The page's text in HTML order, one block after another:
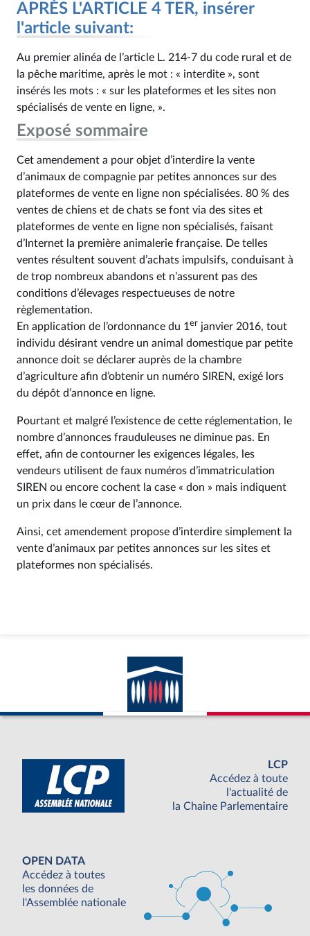
APRÈS L'ARTICLE 4 TER, insérer
l'article suivant:
Au premier alinéa de l’article L. 214‑7 du code rural et de
la pêche maritime, après le mot : « interdite », sont
insérés les mots : « sur les plateformes et les sites non
spécialisés de vente en ligne, ».
Exposé sommaire
Cet amendement a pour objet d’interdire la vente
d’animaux de compagnie par petites annonces sur des
plateformes de vente en ligne non spécialisées. 80 % des
ventes de chiens et de chats se font via des sites et
plateformes de vente en ligne non spécialisés, faisant
d’Internet la première animalerie française. De telles
ventes résultent souvent d’achats impulsifs, conduisant à
de trop nombreux abandons et n’assurent pas des
conditions d’élevages respectueuses de notre
règlementation.
En application de l’ordonnance du 1 er janvier 2016, tout
individu désirant vendre un animal domestique par petite
annonce doit se déclarer auprès de la chambre
d’agriculture afin d’obtenir un numéro SIREN, exigé lors
du dépôt d’annonce en ligne.
Pourtant et malgré l’existence de cette réglementation, le
nombre d’annonces frauduleuses ne diminue pas. En
effet, afin de contourner les exigences légales, les
vendeurs utilisent de faux numéros d’immatriculation
SIREN ou encore cochent la case « don » mais indiquent
un prix dans le cœur de l’annonce.
Ainsi, cet amendement propose d’interdire simplement la
vente d’animaux par petites annonces sur les sites et
plateformes non spécialisés.
LCP
Accédez à toute
l'actualité de
la Chaine Parlementaire
OPEN DATA
Accédez à toutes
les données de
l'Assemblée nationale